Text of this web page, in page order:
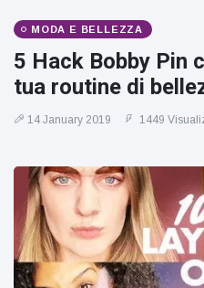
MODA E BELLEZZA
5 Hack Bobby Pin
tua routine di
14 January 2019 1449